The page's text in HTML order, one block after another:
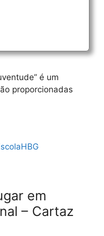
é um
proporcionadas
em
– Cartaz